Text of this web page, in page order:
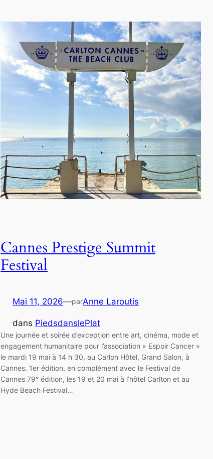
Cannes Prestige Summit
Festival
Mai 11, 2026—parAnne Laroutis
dans PiedsdanslePlat
Une journée et soirée d’exception entre art, cinéma, mode et
engagement humanitaire pour l’association « Espoir Cancer »
le mardi 19 mai à 14 h 30, au Carlon Hôtel, Grand Salon, à
Cannes. 1er édition, en complément avec le Festival de
Cannes 79° édition, les 19 et 20 mai à l’hôtel Carlton et au
Hyde Beach Festival…